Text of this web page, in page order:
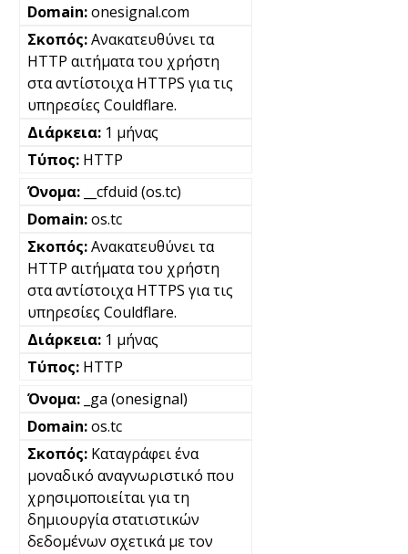
onesignal.com
Ανακατευθύνει τα
HTTP αιτήματα του χρήστη
στα αντίστοιχα HTTPS για τις
υπηρεσίες Couldflare.
1 μήνας
HTTP
__cfduid (os.tc)
os.tc
Ανακατευθύνει τα
HTTP αιτήματα του χρήστη
στα αντίστοιχα HTTPS για τις
υπηρεσίες Couldflare.
1 μήνας
HTTP
_ga (onesignal)
os.tc
Καταγράφει ένα
μοναδικό αναγνωριστικό που
χρησιμοποιείται για τη
δημιουργία στατιστικών
δεδομένων σχετικά με τον